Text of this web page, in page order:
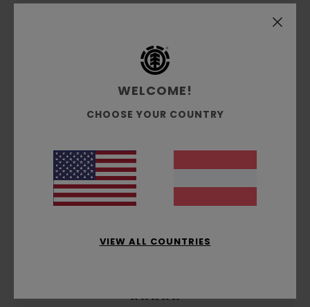
Kundenbewertungen
5.0/5
100% unserer Kunden empfehlen dieses Produkt
WELCOME!
CHOOSE YOUR COUNTRY
VIEW ALL COUNTRIES